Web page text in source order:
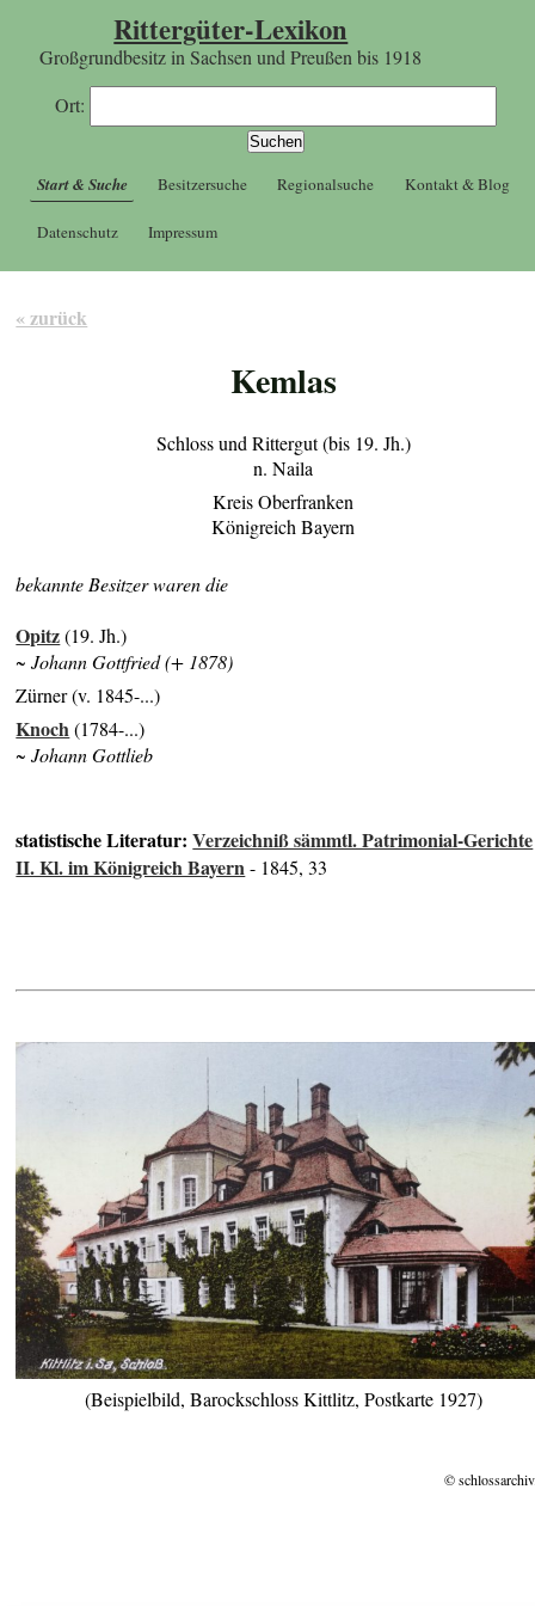
Rittergüter-Lexikon
Großgrundbesitz in Sachsen und Preußen bis 1918
Ort:
Start & Suche Besitzersuche Regionalsuche Kontakt & Blog
Datenschutz Impressum
« zurück
Kemlas
Schloss und Rittergut (bis 19. Jh.)
n. Naila
Kreis Oberfranken
Königreich Bayern
bekannte Besitzer waren die
Opitz(19. Jh.)
~ Johann Gottfried (+ 1878)
Zürner (v. 1845-...)
Knoch(1784-...)
~ Johann Gottlieb
statistische Literatur:Verzeichniß sämmtl. Patrimonial-Gerichte
II. Kl. im Königreich Bayern- 1845, 33
(Beispielbild, Barockschloss Kittlitz, Postkarte 1927)
©